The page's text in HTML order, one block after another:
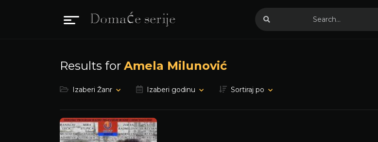
Results for Amela Milunović
Izaberi Žanr Izaberi godinu Sortiraj po